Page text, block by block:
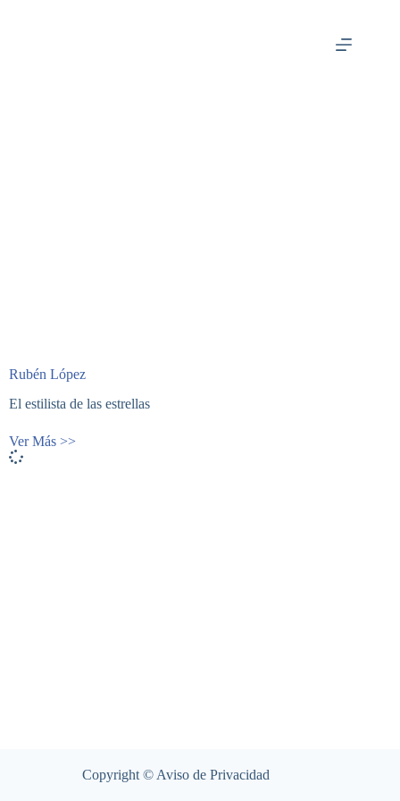
Rubén López
El estilista de las estrellas
Ver Más >>
Copyright © Aviso de Privacidad